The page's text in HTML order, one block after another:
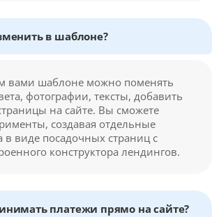
в шаблоне?
вами шаблоне можно поменять
фотографии, тексты, добавить
на сайте. Вы сможете
создавая отдельные
в виде посадочных страниц с
конструктора лендингов.
платежи прямо на сайте?